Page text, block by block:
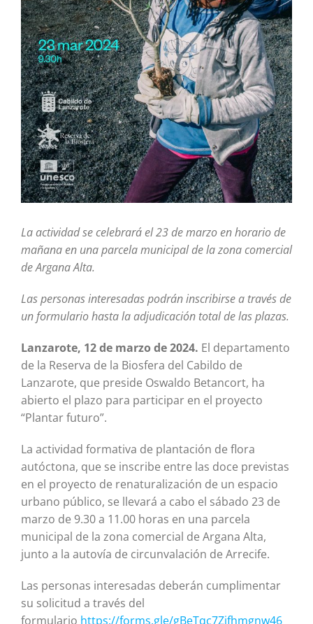
La actividad se celebrará el 23 de marzo en horario de
mañana en una parcela municipal de la zona comercial
de Argana Alta.
Las personas interesadas podrán inscribirse a través de
un formulario hasta la adjudicación total de las plazas.
Lanzarote, 12 de marzo de 2024. El departamento
de la Reserva de la Biosfera del Cabildo de
Lanzarote, que preside Oswaldo Betancort, ha
abierto el plazo para participar en el proyecto
“Plantar futuro”.
La actividad formativa de plantación de flora
autóctona, que se inscribe entre las doce previstas
en el proyecto de renaturalización de un espacio
urbano público, se llevará a cabo el sábado 23 de
marzo de 9.30 a 11.00 horas en una parcela
municipal de la zona comercial de Argana Alta,
junto a la autovía de circunvalación de Arrecife.
Las personas interesadas deberán cumplimentar
su solicitud a través del
formulario https://forms.gle/gBeTqc7Zjfhmgnw46